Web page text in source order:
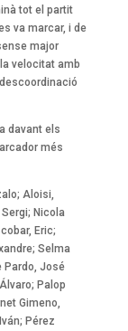
tot el partit
va marcar, i de
major
velocitat amb
davant els
més
Aloisi,
Nicola
Eric;
Selma
Pardo, José
Palop
Gimeno,
Pérez